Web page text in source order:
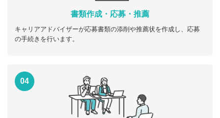
書類作成・応募・推薦
キャリアアドバイザーが応募書類の添削や推薦状を作成し、応募
の手続きを行います。
04